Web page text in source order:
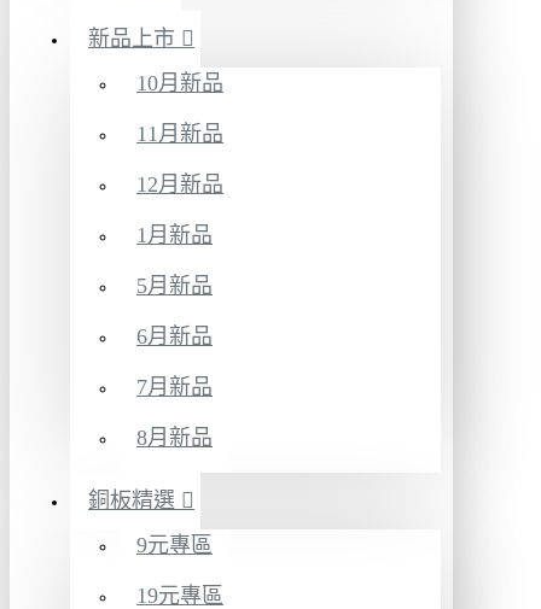
新品上市
10月新品
11月新品
12月新品
1月新品
5月新品
6月新品
7月新品
8月新品
銅板精選
9元專區
19元專區